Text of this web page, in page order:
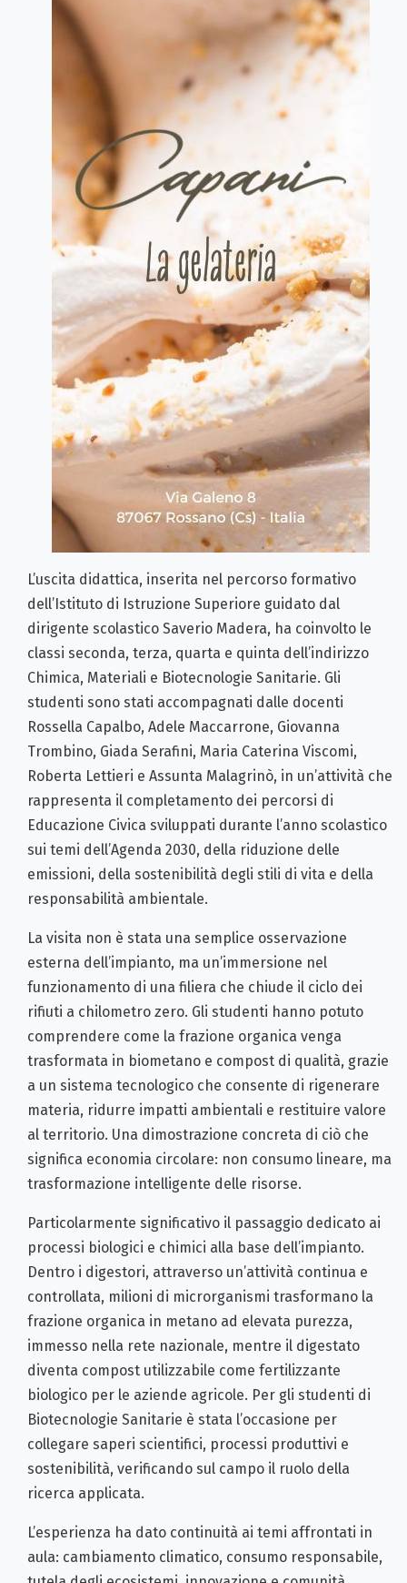
L’uscita didattica, inserita nel percorso formativo
dell’Istituto di Istruzione Superiore guidato dal
dirigente scolastico Saverio Madera, ha coinvolto le
classi seconda, terza, quarta e quinta dell’indirizzo
Chimica, Materiali e Biotecnologie Sanitarie. Gli
studenti sono stati accompagnati dalle docenti
Rossella Capalbo, Adele Maccarrone, Giovanna
Trombino, Giada Serafini, Maria Caterina Viscomi,
Roberta Lettieri e Assunta Malagrinò, in un’attività che
rappresenta il completamento dei percorsi di
Educazione Civica sviluppati durante l’anno scolastico
sui temi dell’Agenda 2030, della riduzione delle
emissioni, della sostenibilità degli stili di vita e della
responsabilità ambientale.
La visita non è stata una semplice osservazione
esterna dell’impianto, ma un’immersione nel
funzionamento di una filiera che chiude il ciclo dei
rifiuti a chilometro zero. Gli studenti hanno potuto
comprendere come la frazione organica venga
trasformata in biometano e compost di qualità, grazie
a un sistema tecnologico che consente di rigenerare
materia, ridurre impatti ambientali e restituire valore
al territorio. Una dimostrazione concreta di ciò che
significa economia circolare: non consumo lineare, ma
trasformazione intelligente delle risorse.
Particolarmente significativo il passaggio dedicato ai
processi biologici e chimici alla base dell’impianto.
Dentro i digestori, attraverso un’attività continua e
controllata, milioni di microrganismi trasformano la
frazione organica in metano ad elevata purezza,
immesso nella rete nazionale, mentre il digestato
diventa compost utilizzabile come fertilizzante
biologico per le aziende agricole. Per gli studenti di
Biotecnologie Sanitarie è stata l’occasione per
collegare saperi scientifici, processi produttivi e
sostenibilità, verificando sul campo il ruolo della
ricerca applicata.
L’esperienza ha dato continuità ai temi affrontati in
aula: cambiamento climatico, consumo responsabile,